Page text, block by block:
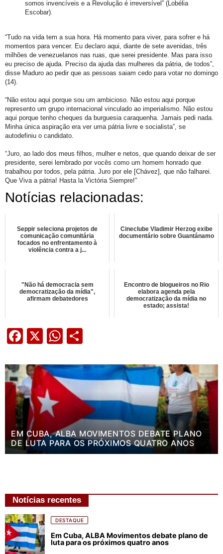
somos invencíveis e a Revolução é irreversível” (Lobélia
Escobar).
“Tudo na vida tem a sua hora. Há momento para viver, para sofrer e há
momentos para vencer. Eu declaro aqui, diante de sete avenidas, três
milhões de venezuelanos nas ruas, que serei presidente. Mas para isso
eu preciso de ajuda. Preciso da ajuda das mulheres da pátria, de todos”,
disse Maduro ao pedir que as pessoas saiam cedo para votar no domingo
(14).
“Não estou aqui porque sou um ambicioso. Não estou aqui porque
represento um grupo internacional vinculado ao imperialismo. Não estou
aqui porque tenho cheques da burguesia caraquenha. Jamais pedi nada.
Minha única aspiração era ver uma pátria livre e socialista”, se
autodefiniu o candidato.
“Juro, ao lado dos meus filhos, mulher e netos, que quando deixar de ser
presidente, serei lembrado por vocês como um homem honrado que
trabalhou por todos, pela pátria. Juro por ele [Chávez], que não falharei.
Que Viva a pátria! Hasta la Victória Siempre!”
Notícias relacionadas:
Seppir seleciona projetos de
comunicação comunitária
focados no enfrentamento à
violência contra a j...
Cineclube Vladimir Herzog exibe
documentário sobre Guantánamo
"Não há democracia sem
democratização da mídia",
afirmam debatedores
Encontro de blogueiros no Rio
elabora agenda pela
democratização da mídia no
estado; assista!
Facebook
X WhatsApp
EM CUBA, ALBA MOVIMENTOS DEBATE PLANO
DE LUTA PARA OS PRÓXIMOS QUATRO ANOS
Notícias recentes
DESTAQUE
Em Cuba, ALBA Movimentos debate plano de
luta para os próximos quatro anos